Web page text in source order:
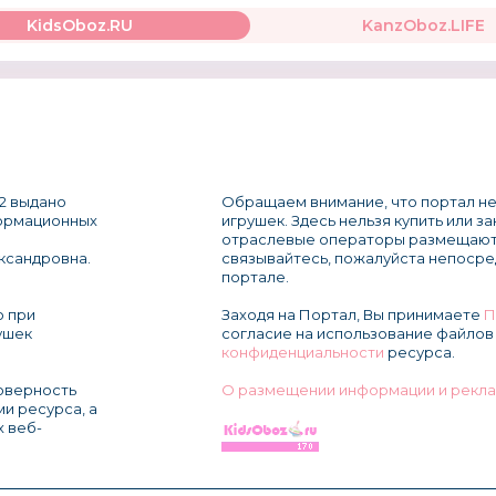
KidsOboz.RU KanzOboz.LIFE
выдано
при
ресурса, а
веб-
Обращаем внимание, что портал
игрушек. Здесь нельзя купить или
отраслевые операторы
связывайтесь, пожалуйста
портале.
Заходя на Портал, Вы принимаете
согласие на использование
конфиденциальности ресурса.
О размещении информации и